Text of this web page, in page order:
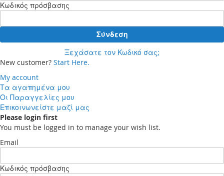
Κωδικός πρόσβασης
Σύνδεση
Ξεχάσατε τον Κωδικό σας;
New customer? Start Here.
My account
Τα αγαπημένα μου
Οι Παραγγελίες μου
Επικοινωνείστε μαζί μας
Please login first
You must be logged in to manage your wish list.
Email
Κωδικός πρόσβασης